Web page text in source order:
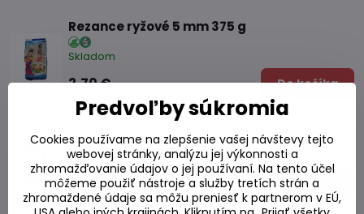
Rezance ryžové 5 mm 375 g
Skladom
2,70 € Do košíka
Rezance ryžové 10mm 375g
Skladom
2,80 € Do košíka
Predvoľby súkromia
Cookies používame na zlepšenie vašej návštevy tejto
webovej stránky, analýzu jej výkonnosti a
zhromažďovanie údajov o jej používaní. Na tento účel
môžeme použiť nástroje a služby tretích strán a
zhromaždené údaje sa môžu preniesť k partnerom v EÚ,